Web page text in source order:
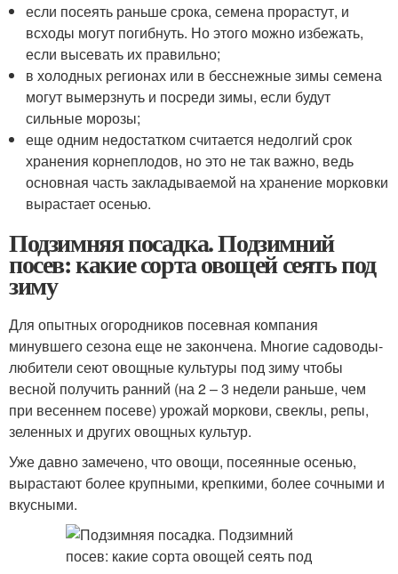
если посеять раньше срока, семена прорастут, и
всходы могут погибнуть. Но этого можно избежать,
если высевать их правильно;
в холодных регионах или в бесснежные зимы семена
могут вымерзнуть и посреди зимы, если будут
сильные морозы;
еще одним недостатком считается недолгий срок
хранения корнеплодов, но это не так важно, ведь
основная часть закладываемой на хранение морковки
вырастает осенью.
Подзимняя посадка. Подзимний
посев: какие сорта овощей сеять под
зиму
Для опытных огородников посевная компания
минувшего сезона еще не закончена. Многие садоводы-
любители сеют овощные культуры под зиму чтобы
весной получить ранний (на 2 – 3 недели раньше, чем
при весеннем посеве) урожай моркови, свеклы, репы,
зеленных и других овощных культур.
Уже давно замечено, что овощи, посеянные осенью,
вырастают более крупными, крепкими, более сочными и
вкусными.